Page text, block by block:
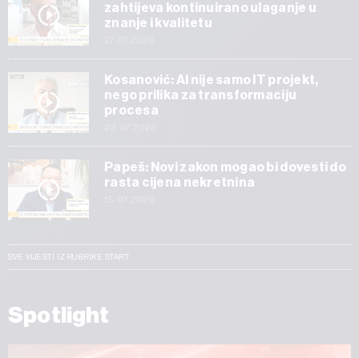
zahtijeva kontinuirano ulaganje u
znanje i kvalitetu
Kosanović: AI nije samo IT projekt,
nego prilika za transformaciju
procesa
Papeš: Novi zakon mogao bi dovesti do
rasta cijena nekretnina
SVE VIJESTI IZ RUBRIKE START
Spotlight